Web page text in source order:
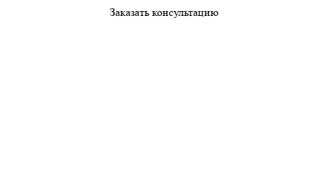
Заказать консультацию